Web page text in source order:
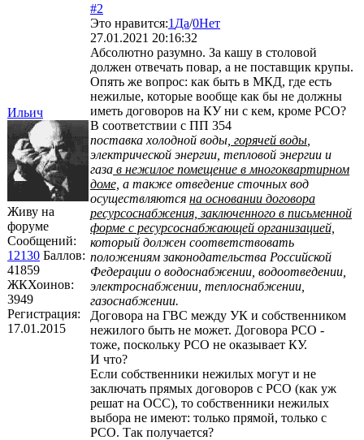
Ильич
Живу на
форуме
Сообщений:
12130 Баллов:
41859
ЖКХоинов:
3949
Регистрация:
17.01.2015
#2
Это нравится:1 Да/0Нет
27.01.2021 20:16:32
Абсолютно разумно. За кашу в столовой
должен отвечать повар, а не поставщик крупы.
Опять же вопрос: как быть в МКД, где есть
нежилые, которые вообще как бы не должны
иметь договоров на КУ ни с кем, кроме РСО?
В соответствии с ПП 354
поставка холодной воды, горячей воды
электрической энергии, тепловой энергии и
газа в нежилое помещение в многоквартирном
доме, а также отведение сточных вод
осуществляются на основании договора
ресурсоснабжения, заключенного в письменной
форме с ресурсоснабжающей организацией,
который должен соответствовать
положениям законодательства Российской
Федерации о водоснабжении, водоотведении,
электроснабжении, теплоснабжении,
газоснабжении.
Договора на ГВС между УК и собственником
нежилого быть не может. Договора РСО -
тоже, поскольку РСО не оказывает КУ.
И что?
Если собственники нежилых могут и не
заключать прямых договоров с РСО (как уж
решат на ОСС), то собственники нежилых
выбора не имеют: только прямой, только с
РСО. Так получается?